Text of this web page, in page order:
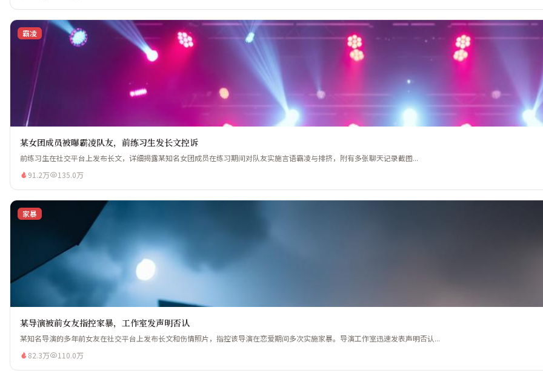
霸凌
某女团成员被曝霸凌队友，前练习生发长文控诉
前练习生在社交平台上发布长文，详细揭露某知名女团成员在练习期间对队友实施言语霸凌与排挤，附有多张聊天记录截图...
91.2万
135.0万
家暴
某导演被前女友指控家暴，工作室发声明否认
某知名导演的多年前女友在社交平台上发布长文和伤情照片，指控该导演在恋爱期间多次实施家暴。导演工作室迅速发表声明否认...
82.3万
110.0万